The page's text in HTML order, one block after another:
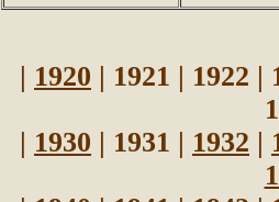
| 1920 | 1921 | 1922 |
| 1930 | 1931 | 1932 |